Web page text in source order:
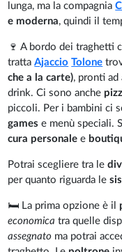
lunga, ma la compagnia
e moderna, quindi il
🍷 A bordo dei traghetti
trattaAjaccio Tolone
che a la carte), pronti
drink. Ci sono anche
piccoli. Per i bambini ci
games e menù speciali.
cura personale e
Potrai scegliere tra le
per quanto riguarda le
🛏️ La prima opzione è il
economica tra quelle
assegnato ma potrai